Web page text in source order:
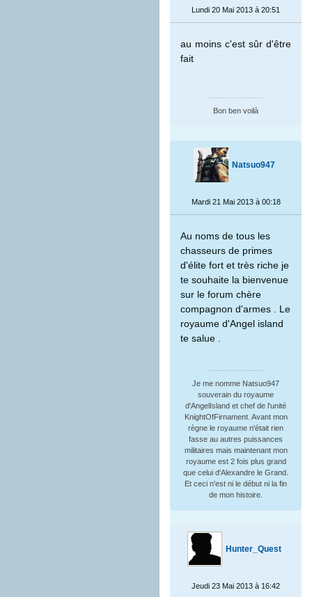
Lundi 20 Mai 2013 à 20:51
au moins c'est sûr d'être
fait
Bon ben voilà
Natsuo947
Mardi 21 Mai 2013 à 00:18
Au noms de tous les
chasseurs de primes
d'élite fort et très riche je
te souhaite la bienvenue
sur le forum chère
compagnon d'armes . Le
royaume d'Angel island
te salue .
Je me nomme Natsuo947
souverain du royaume
d'AngelIsland et chef de l'unité
KnightOfFirnament. Avant mon
règne le royaume n'était rien
fasse au autres puissances
militaires mais maintenant mon
royaume est 2 fois plus grand
que celui d'Alexandre le Grand.
Et ceci n'est ni le début ni la fin
de mon histoire.
Hunter_Quest
Jeudi 23 Mai 2013 à 16:42